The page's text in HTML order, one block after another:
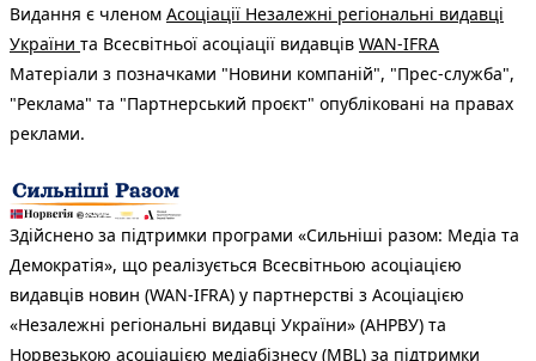
Видання є членом Асоціації Незалежні регіональні видавці
України та Всесвітньої асоціації видавців WAN-IFRA
Матеріали з позначками "Новини компаній", "Прес-служба",
"Реклама" та "Партнерський проєкт" опубліковані на правах
реклами.
Здійснено за підтримки програми «Сильніші разом: Медіа та
Демократія», що реалізується Всесвітньою асоціацією
видавців новин (WAN-IFRA) у партнерстві з Асоціацією
«Незалежні регіональні видавці України» (АНРВУ) та
Норвезькою асоціацією медіабізнесу (MBL) за підтримки